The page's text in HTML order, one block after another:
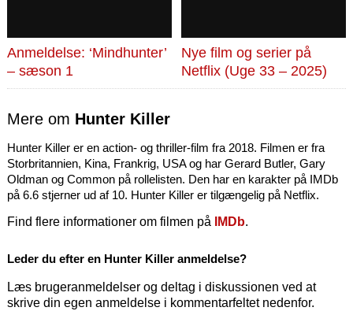
Anmeldelse: ‘Mindhunter’
– sæson 1
Nye film og serier på
Netflix (Uge 33 – 2025)
Mere om Hunter Killer
Hunter Killer er en action- og thriller-film fra 2018. Filmen er fra
Storbritannien, Kina, Frankrig, USA og har Gerard Butler, Gary
Oldman og Common på rollelisten. Den har en karakter på IMDb
på 6.6 stjerner ud af 10. Hunter Killer er tilgængelig på Netflix.
Find flere informationer om filmen på
IMDb.
Leder du efter en Hunter Killer anmeldelse?
Læs brugeranmeldelser og deltag i diskussionen ved at
skrive din egen anmeldelse i kommentarfeltet nedenfor.